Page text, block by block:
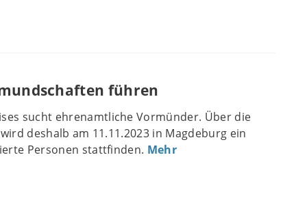
führen
sucht ehrenamtliche Vormünder. Über die
deshalb am 11.11.2023 in Magdeburg ein
Personen stattfinden. Mehr